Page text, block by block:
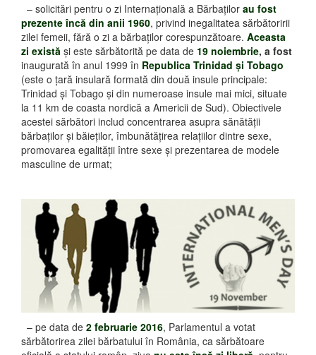
– solicitări pentru o zi Internaţională a Bărbaţilor au fost
prezente încă din anii 1960, privind inegalitatea sărbătoririi
zilei femeii, fără o zi a bărbaţilor corespunzătoare. Aceasta
zi există şi este sărbătorită pe data de 19 noiembrie, a fost
inaugurată în anul 1999 în Republica Trinidad şi Tobago
(este o ţară insulară formată din două insule principale:
Trinidad şi Tobago şi din numeroase insule mai mici, situate
la 11 km de coasta nordică a Americii de Sud). Obiectivele
acestei sărbători includ concentrarea asupra sănătăţii
bărbaţilor şi băieţilor, îmbunătăţirea relaţiilor dintre sexe,
promovarea egalităţii între sexe şi prezentarea de modele
masculine de urmat;
– pe data de 2 februarie 2016, Parlamentul a votat
sărbătorirea zilei bărbatului în România, ca sărbătoare